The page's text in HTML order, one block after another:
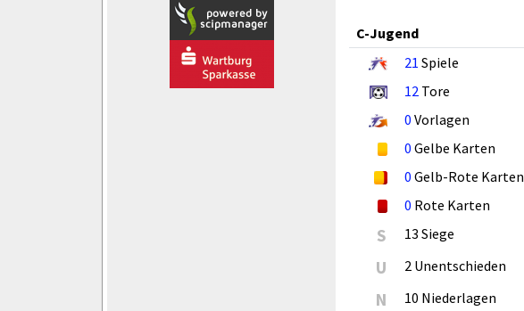
C-Jugend
21 Spiele
12 Tore
0 Vorlagen
0 Gelbe Karten
0 Gelb-Rote Karten
0 Rote Karten
S 13 Siege
U 2 Unentschieden
N 10 Niederlagen